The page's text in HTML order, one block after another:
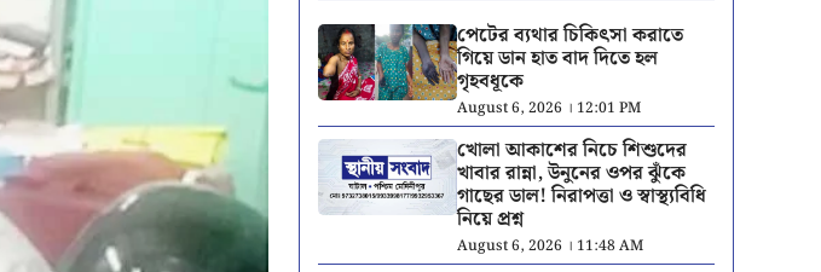
পেটের ব্যথার চিকিৎসা করাতে
গিয়ে ডান হাত বাদ দিতে হল
গৃহবধূকে
August 6, 2026 । 12:01 PM
খোলা আকাশের নিচে শিশুদের
খাবার রান্না, উনুনের ওপর ঝুঁকে
গাছের ডাল! নিরাপত্তা ও স্বাস্থ্যবিধি
নিয়ে প্রশ্ন
August 6, 2026 । 11:48 AM